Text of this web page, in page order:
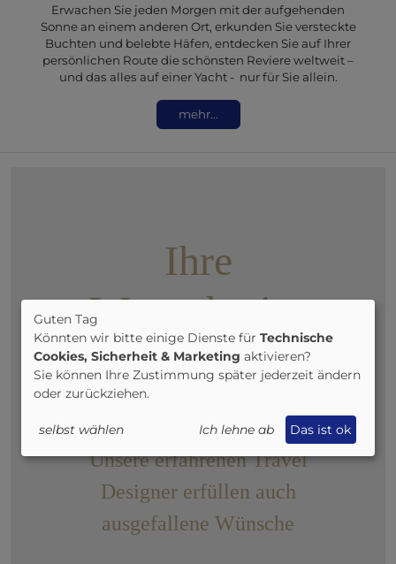
Erwachen Sie jeden Morgen mit der aufgehenden
Sonne an einem anderen Ort, erkunden Sie versteckte
Buchten und belebte Häfen, entdecken Sie auf Ihrer
persönlichen Route die schönsten Reviere weltweit –
und das alles auf einer Yacht - nur für Sie allein.
mehr...
Ihre
Wunschreise
ist nicht dabei
Unsere erfahrenen Travel
Designer erfüllen auch
ausgefallene Wünsche
Guten Tag
Könnten wir bitte einige Dienste für Technische
Cookies, Sicherheit & Marketing aktivieren?
Sie können Ihre Zustimmung später jederzeit ändern
oder zurückziehen.
selbst wählen Ich lehne ab Das ist ok